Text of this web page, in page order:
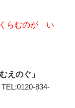
くらむのが い
えのぐ」
834-